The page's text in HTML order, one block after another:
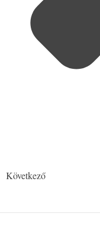
Következő